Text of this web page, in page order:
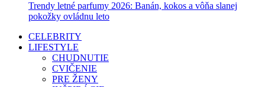
Trendy letné parfumy 2026: Banán, kokos a vôňa slanej
pokožky ovládnu leto
CELEBRITY
LIFESTYLE
CHUDNUTIE
CVIČENIE
PRE ŽENY